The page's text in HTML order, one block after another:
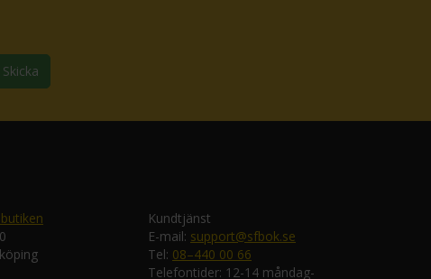
Skicka
Kundtjänst
E-mail: support@sfbok.se
Tel: 08–440 00 66
Telefontider: 12-14 måndag-